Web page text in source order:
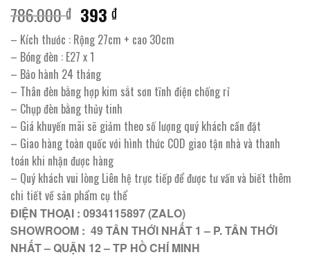
786.000₫ Giá
gốc
là:
786.000 ₫.
393₫Giá
hiện
tại
393 ₫.
– Kích thước : Rộng 27cm + cao 30cm
– Bóng đèn : E27 x 1
– Bảo hành 24 tháng
– Thân đèn bằng hợp kim sắt sơn tĩnh điện chống rỉ
– Chụp đèn bằng thủy tinh
– Giá khuyến mãi sẽ giảm theo số lượng quý khách cần đặt
– Giao hàng toàn quốc với hình thức COD giao tận nhà và thanh
toán khi nhận được hàng
– Quý khách vui lòng Liên hệ trực tiếp để được tư vấn và biết thêm
chi tiết về sản phẩm cụ thể
ĐIỆN THOẠI : 0934115897 (ZALO)
SHOWROOM : 49 TÂN THỚI NHẤT 1 – P. TÂN THỚI
NHẤT – QUẬN 12 – TP HỒ CHÍ MINH